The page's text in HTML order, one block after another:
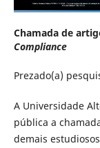
Chamada de
Compliance
Prezado(a)
A Universidade
pública a
demais